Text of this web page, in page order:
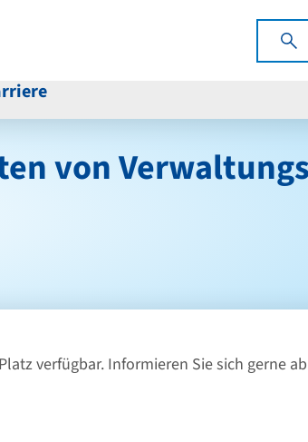
von
verfügbar. Informieren Sie sich gerne